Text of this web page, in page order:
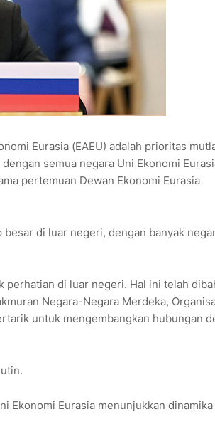
Eurasia (EAEU) adalah prioritas
semua negara Uni Ekonomi
pertemuan Dewan Ekonomi Eurasia
di luar negeri, dengan banyak
perhatian di luar negeri. Hal ini telah
Negara-Negara Merdeka,
untuk mengembangkan hubungan
Ekonomi Eurasia menunjukkan dinamika